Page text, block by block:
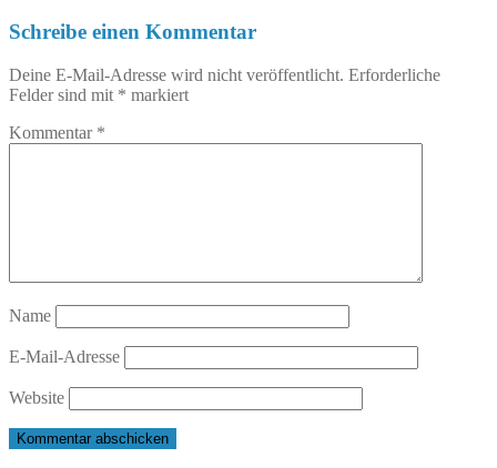
Schreibe einen Kommentar
Deine E-Mail-Adresse wird nicht veröffentlicht. Erforderliche
Felder sind mit * markiert
Kommentar *
Name
E-Mail-Adresse
Website